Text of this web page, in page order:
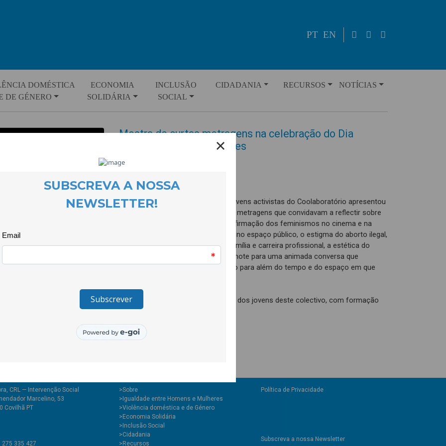
PT EN
DOMÉSTICA
DE GÉNERO
ECONOMIA
SOLIDÁRIA
INCLUSÃO
SOCIAL
CIDADANIA RECURSOS NOTÍCIAS
Mostra de curtas metragens na celebração do Dia
Internacional das Mulheres
26 March 2025
Foi na CooLabora que o grupo de jovens activistas do Coolaboratório apresentou
ao público um conjunto de 5 curtas metragens que convidavam a reflectir sobre
as várias formas de resistência e afirmação dos feminismos no cinema e na
sociedade. Temas como o assédio no espaço público, o estigma do aborto ilegal,
as tensões das escolhas entre a família e carreira profissional, a estética do
corpo enquanto ditadura, foram o mote para uma animada conversa que
perdurou na tarde do dia 8 de Março para além do tempo e do espaço em que
A curadoria foi de Lucas Finotti, um dos jovens deste colectivo, com formação
em cinema.
CRL — Intervenção Social
Marcelino, 53
Covilhã PT
335 427
>Sobre
>Igualdade entre Homens e Mulheres
>Violência doméstica e de Género
>Economia Solidária
>Inclusão Social
>Cidadania
>Recursos
Política de Privacidade
Subscreva a nossa Newsletter